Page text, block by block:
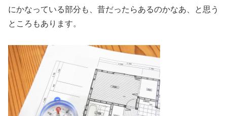
にかなっている部分も、昔だったらあるのかなあ、と思う
ところもあります。